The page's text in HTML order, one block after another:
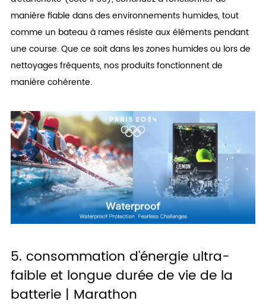
manière fiable dans des environnements humides, tout
comme un bateau à rames résiste aux éléments pendant
une course. Que ce soit dans les zones humides ou lors de
nettoyages fréquents, nos produits fonctionnent de
manière cohérente.
5. consommation d'énergie ultra-
faible et longue durée de vie de la
batterie | Marathon